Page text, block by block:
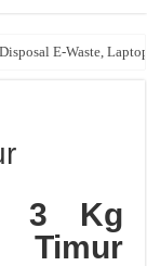
E-Waste,
3 Kg
Timur